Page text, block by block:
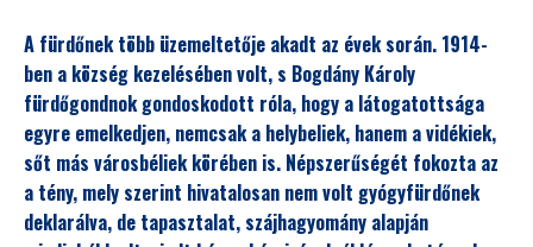
A fürdőnek több üzemeltetője akadt az évek során. 1914-
ben a község kezelésében volt, s Bogdány Károly
fürdőgondnok gondoskodott róla, hogy a látogatottsága
egyre emelkedjen, nemcsak a helybeliek, hanem a vidékiek,
sőt más városbéliek körében is. Népszerűségét fokozta az
a tény, mely szerint hivatalosan nem volt gyógyfürdőnek
deklarálva, de tapasztalat, szájhagyomány alapján